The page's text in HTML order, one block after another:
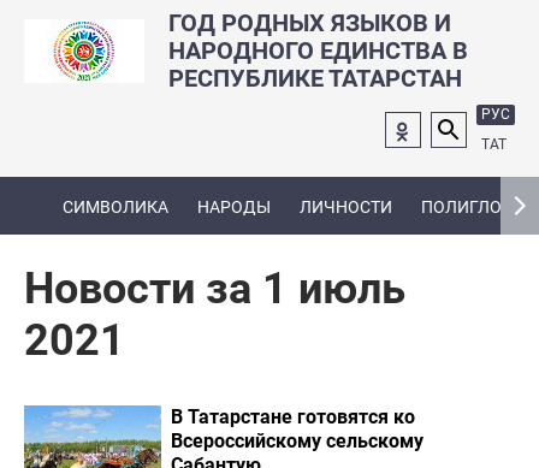
ГОД РОДНЫХ ЯЗЫКОВ И
НАРОДНОГО ЕДИНСТВА В
РЕСПУБЛИКЕ ТАТАРСТАН
РУС
ТАТ
СИМВОЛИКА НАРОДЫ ЛИЧНОСТИ ПОЛИГЛОТ
Новости за 1 июль
2021
В Татарстане готовятся ко
Всероссийскому сельскому